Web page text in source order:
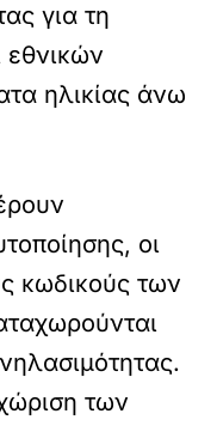
για τη
ηλικίας άνω
οι
κωδικούς των
των